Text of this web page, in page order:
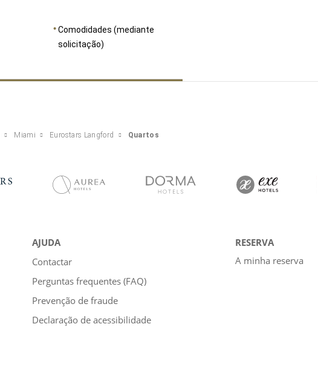
Comodidades (mediante
solicitação)
Miami Eurostars Langford Quartos
AJUDA
Contactar
Perguntas frequentes (FAQ)
Prevenção de fraude
Declaração de acessibilidade
RESERVA
A minha reserva